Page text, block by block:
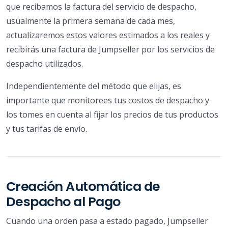
que recibamos la factura del servicio de despacho,
usualmente la primera semana de cada mes,
actualizaremos estos valores estimados a los reales y
recibirás una factura de Jumpseller por los servicios de
despacho utilizados.
Independientemente del método que elijas, es
importante que monitorees tus costos de despacho y
los tomes en cuenta al fijar los precios de tus productos
y tus tarifas de envío.
Creación Automática de
Despacho al Pago
Cuando una orden pasa a estado pagado, Jumpseller